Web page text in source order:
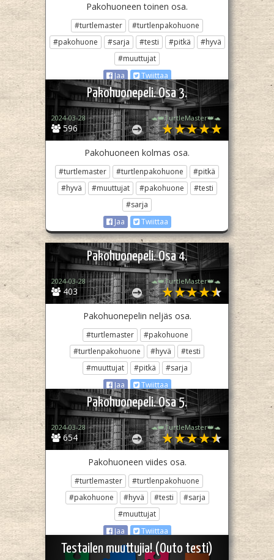
Pakohuoneen toinen osa.
#turtlemaster
#turtlenpakohuone
#pakohuone
#sarja #testi #pitkä
#hyvä
#muuttujat
Jaa
Twiittaa
Pakohuonepeli. Osa 3.
596
2024-03-28 🐢👑TurtleMaster👑🐢
Pakohuoneen kolmas osa.
#turtlemaster #turtlenpakohuone
#pitkä
#hyvä
#muuttujat #pakohuone
#testi
#sarja
Jaa
Twiittaa
Pakohuonepeli. Osa 4.
403
2024-03-28 🐢👑TurtleMaster👑🐢
Pakohuonepelin neljäs osa.
#turtlemaster
#pakohuone
#turtlenpakohuone
#hyvä
#testi
#muuttujat
#pitkä
#sarja
Jaa
Twiittaa
Pakohuonepeli. Osa 5.
654
2024-03-28 🐢👑TurtleMaster👑🐢
Pakohuoneen viides osa.
#turtlemaster
#turtlenpakohuone
#pakohuone
#hyvä #testi
#sarja
#muuttujat
Jaa
Twiittaa
Testailen muuttujia! (Outo testi)